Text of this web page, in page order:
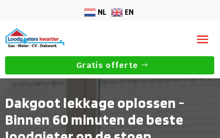
NL EN
Gratis offerte
Dakgoot lekkage oplossen -
Binnen 60 minuten de beste